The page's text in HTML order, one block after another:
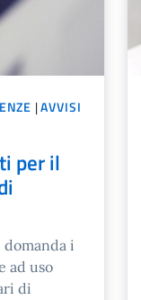
|AVVISI
per il
domanda i
ad uso
di